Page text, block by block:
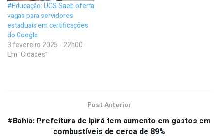
#Educação: UCS Saeb oferta
vagas para servidores
estaduais em certificações
do Google
3 fevereiro 2025 - 22h00
Em "Cidades"
Post Anterior
#Bahia: Prefeitura de Ipirá tem aumento em gastos em
combustíveis de cerca de 89%